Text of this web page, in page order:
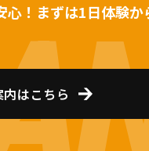
心！まずは1日体験か
内はこちら